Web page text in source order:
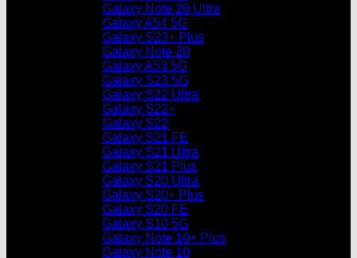
Galaxy Note 20 Ultra
Galaxy A54 5G
Galaxy S23+ Plus
Galaxy Note 20
Galaxy A53 5G
Galaxy S23 5G
Galaxy S22 Ultra
Galaxy S22+
Galaxy S22
Galaxy S21 FE
Galaxy S21 Ultra
Galaxy S21 Plus
Galaxy S20 Ultra
Galaxy S20+ Plus
Galaxy S20 FE
Galaxy S10 5G
Galaxy Note 10+ Plus
Galaxy Note 10